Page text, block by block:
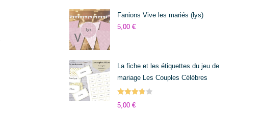
Fanions Vive les mariés (lys)
5,00 €
La fiche et les étiquettes du jeu de
mariage Les Couples Célèbres
Note
5,00 €